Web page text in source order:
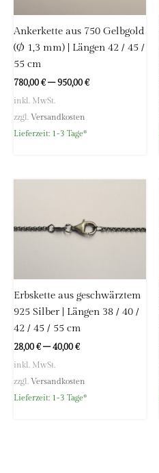
Ankerkette aus 750 Gelbgold
(Ø 1,3 mm) | Längen 42 / 45 /
55 cm
780,00€–950,00€
inkl. MwSt.
zzgl. Versandkosten
Lieferzeit: 1-3 Tage*
Erbskette aus geschwärztem
925 Silber | Längen 38 / 40 /
42 / 45 / 55 cm
28,00€–40,00€
inkl. MwSt.
zzgl. Versandkosten
Lieferzeit: 1-3 Tage*